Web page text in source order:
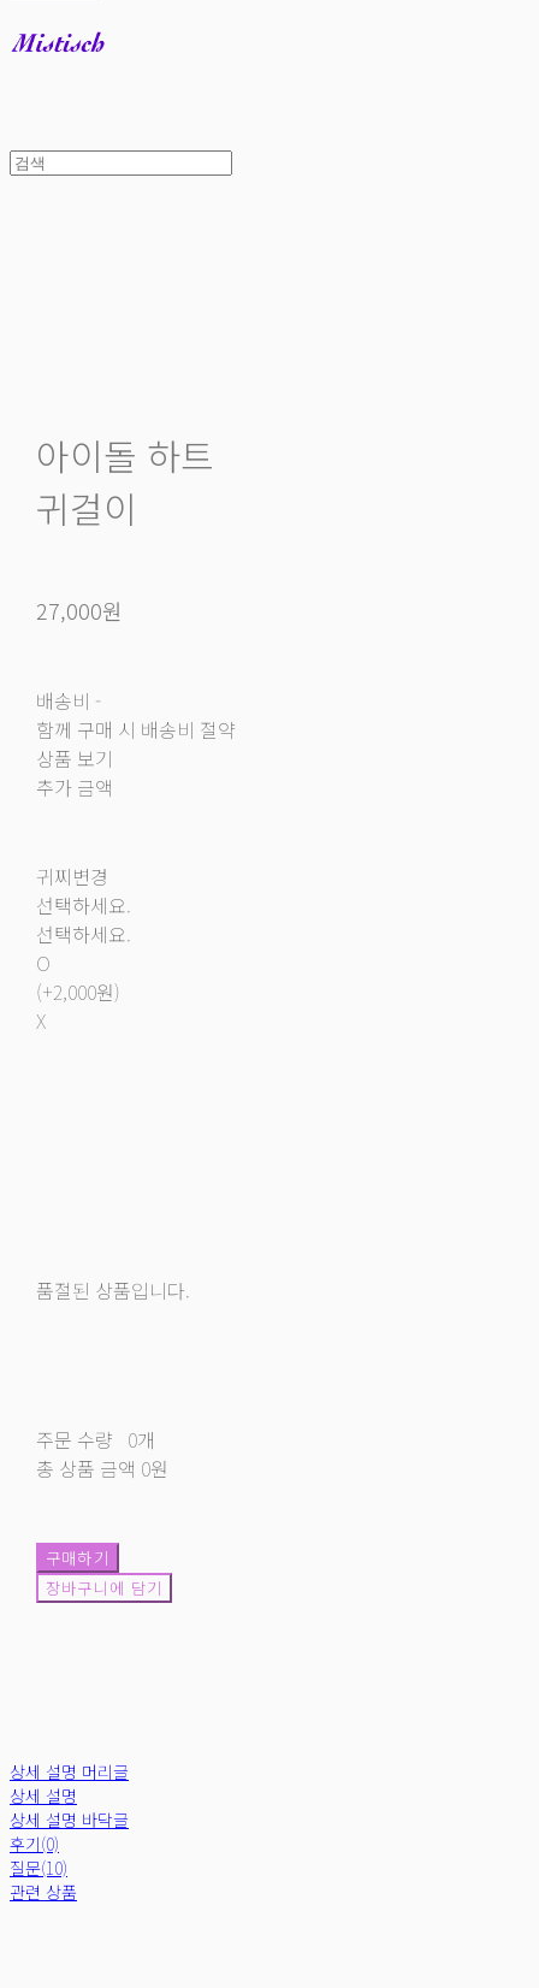
아이돌 하트
귀걸이
27,000원
배송비 -
함께 구매 시 배송비 절약
상품 보기
추가 금액
귀찌변경
선택하세요.
선택하세요.
O
(+2,000원)
X
품절된 상품입니다.
주문 수량 0개
총 상품 금액 0원
구매하기
장바구니에 담기
상세 설명 머리글
상세 설명
상세 설명 바닥글
후기(0)
질문(10)
관련 상품